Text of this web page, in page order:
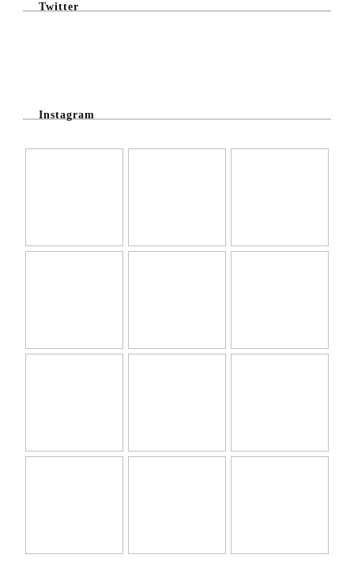
Twitter
Instagram